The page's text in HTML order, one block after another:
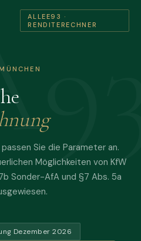
ALLEE93 ·
RENDITERECHNER
Sie die Parameter an.
Möglichkeiten von KfW
Sonder-AfA und §7 Abs. 5a
Dezember 2026